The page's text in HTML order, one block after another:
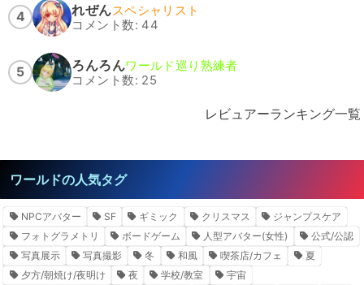
4 れぜんスペシャリスト
コメント数: 44
5 ろんろんワールド巡り熟練者
コメント数: 25
レビュアーランキング一覧
ワールドの人気タグ
NPCアバター SF ギミック クリスマス
ジャンプスケア
フォトグラメトリ
ボードゲーム 人型アバター(女性)
公式/公認
写真展示
写真撮影 冬 和風 喫茶店/カフェ
夏
夕方/朝焼け/夜明け
夜 学校/教室
宇宙